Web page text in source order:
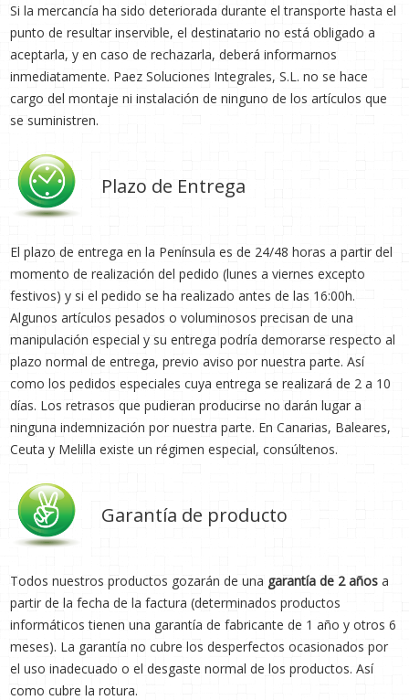
Si la mercancía ha sido deteriorada durante el transporte hasta el
punto de resultar inservible, el destinatario no está obligado a
aceptarla, y en caso de rechazarla, deberá informarnos
inmediatamente. Paez Soluciones Integrales, S.L. no se hace
cargo del montaje ni instalación de ninguno de los artículos que
se suministren.
Plazo de Entrega
El plazo de entrega en la Península es de 24/48 horas a partir del
momento de realización del pedido (lunes a viernes excepto
festivos) y si el pedido se ha realizado antes de las 16:00h.
Algunos artículos pesados o voluminosos precisan de una
manipulación especial y su entrega podría demorarse respecto al
plazo normal de entrega, previo aviso por nuestra parte. Así
como los pedidos especiales cuya entrega se realizará de 2 a 10
días. Los retrasos que pudieran producirse no darán lugar a
ninguna indemnización por nuestra parte. En Canarias, Baleares,
Ceuta y Melilla existe un régimen especial, consúltenos.
Garantía de producto
Todos nuestros productos gozarán de una garantía de 2 años a
partir de la fecha de la factura (determinados productos
informáticos tienen una garantía de fabricante de 1 año y otros 6
meses). La garantía no cubre los desperfectos ocasionados por
el uso inadecuado o el desgaste normal de los productos. Así
como cubre la rotura.